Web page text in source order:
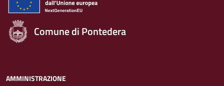
Comune di Pontedera
AMMINISTRAZIONE